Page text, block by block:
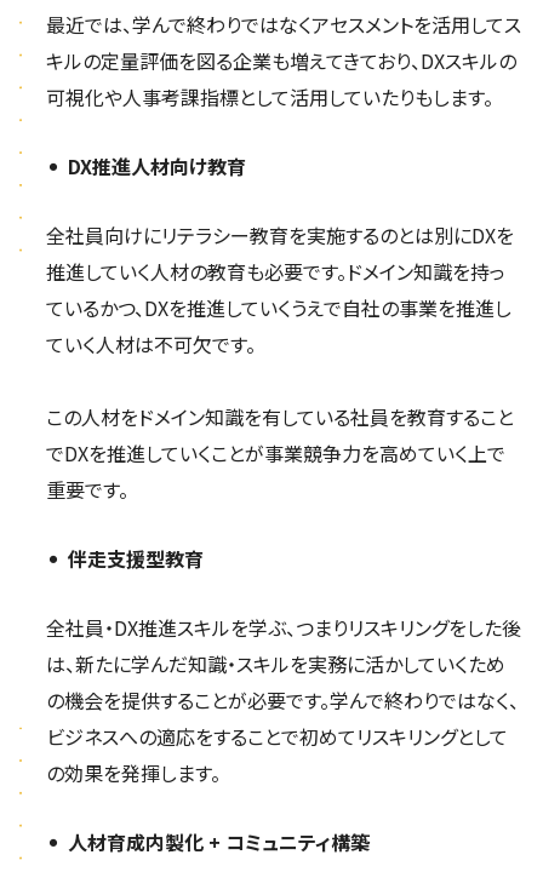
最近では、学んで終わりではなくアセスメントを活用してス
キルの定量評価を図る企業も増えてきており、DXスキルの
可視化や人事考課指標として活用していたりもします。
DX推進人材向け教育
全社員向けにリテラシー教育を実施するのとは別にDXを
推進していく人材の教育も必要です。ドメイン知識を持っ
ているかつ、DXを推進していくうえで自社の事業を推進し
ていく人材は不可欠です。
この人材をドメイン知識を有している社員を教育すること
でDXを推進していくことが事業競争力を高めていく上で
重要です。
伴走支援型教育
全社員・DX推進スキルを学ぶ、つまりリスキリングをした後
は、新たに学んだ知識・スキルを実務に活かしていくため
の機会を提供することが必要です。学んで終わりではなく、
ビジネスへの適応をすることで初めてリスキリングとして
の効果を発揮します。
人材育成内製化 + コミュニティ構築